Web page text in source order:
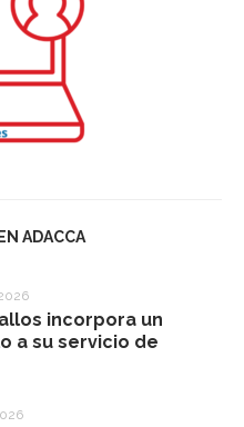
ADACCA
incorpora un
a su servicio de